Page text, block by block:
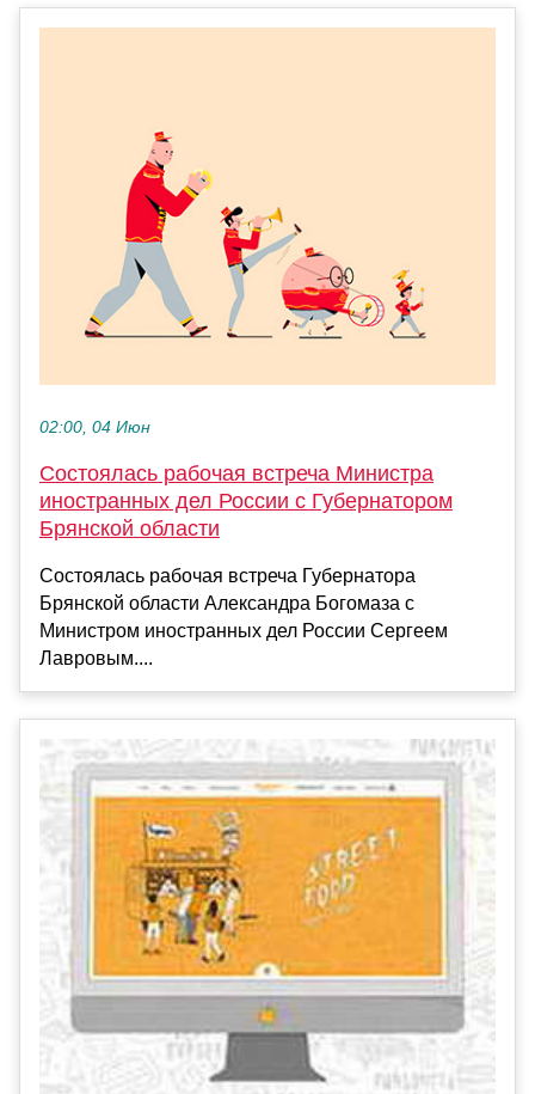
02:00, 04 Июн
Состоялась рабочая встреча Министра
иностранных дел России с Губернатором
Брянской области
Состоялась рабочая встреча Губернатора
Брянской области Александра Богомаза с
Министром иностранных дел России Сергеем
Лавровым....